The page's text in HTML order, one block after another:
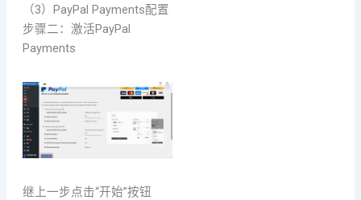
（3）PayPal Payments配置
步骤二：激活PayPal
Payments
继上一步点击“开始”按钮